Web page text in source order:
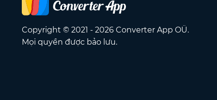
Copyright © 2021 - 2026 Converter App OÜ.
Mọi quyền được bảo lưu.